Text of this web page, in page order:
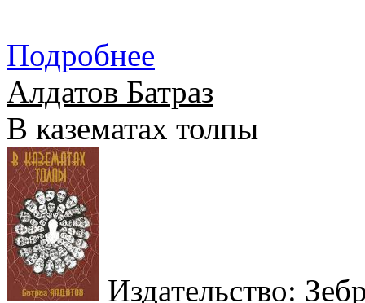
Подробнее
Алдатов Батраз
В казематах толпы
Издательство: